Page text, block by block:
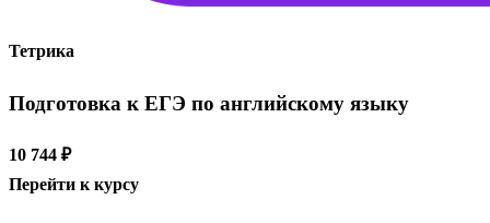
Тетрика
Подготовка к ЕГЭ по английскому языку
10 744 ₽
Перейти к курсу